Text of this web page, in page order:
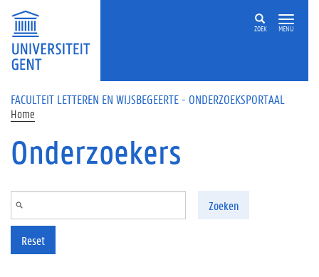
Overslaan en naar de inhoud gaan
ZOEK MENU
FACULTEIT LETTEREN EN WIJSBEGEERTE - ONDERZOEKSPORTAAL
Home
Onderzoekers
Zoeken
Reset